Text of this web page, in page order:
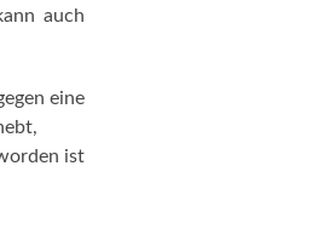
auch
eine
ist